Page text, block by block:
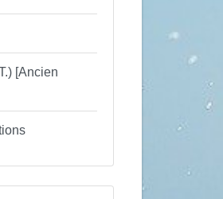
[Ancien